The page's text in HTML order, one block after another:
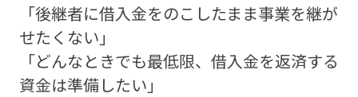
「後継者に借入金をのこしたまま事業を継が
せたくない」
「どんなときでも最低限、借入金を返済する
資金は準備したい」